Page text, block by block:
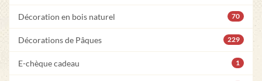
Décoration en bois naturel 70
Décorations de Pâques 229
E-chèque cadeau 1